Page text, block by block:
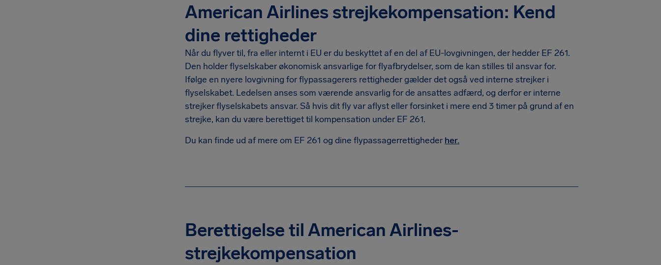
American Airlines strejkekompensation: Kend
dine rettigheder
Når du flyver til, fra eller internt i EU er du beskyttet af en del af EU-lovgivningen, der hedder EF 261.
Den holder flyselskaber økonomisk ansvarlige for flyafbrydelser, som de kan stilles til ansvar for.
Ifølge en nyere lovgivning for flypassagerers rettigheder gælder det også ved interne strejker i
flyselskabet. Ledelsen anses som værende ansvarlig for de ansattes adfærd, og derfor er interne
strejker flyselskabets ansvar. Så hvis dit fly var aflyst eller forsinket i mere end 3 timer på grund af en
strejke, kan du være berettiget til kompensation under EF 261.
Du kan finde ud af mere om EF 261 og dine flypassagerrettigheder her.
Berettigelse til American Airlines-
strejkekompensation